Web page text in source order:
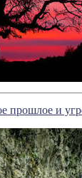
прошлое и